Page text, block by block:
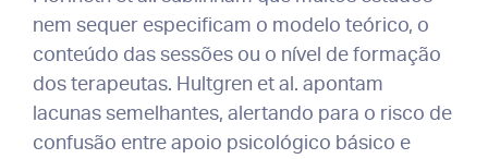
nem sequer especificam o modelo teórico, o
conteúdo das sessões ou o nível de formação
dos terapeutas. Hultgren et al. apontam
lacunas semelhantes, alertando para o risco de
confusão entre apoio psicológico básico e